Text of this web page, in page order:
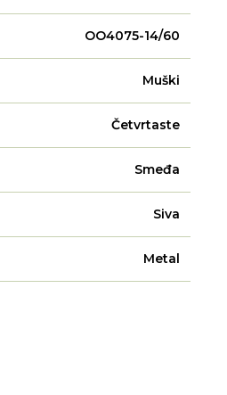
OO4075-14/60
Muški
Četvrtaste
Smeđa
Siva
Metal